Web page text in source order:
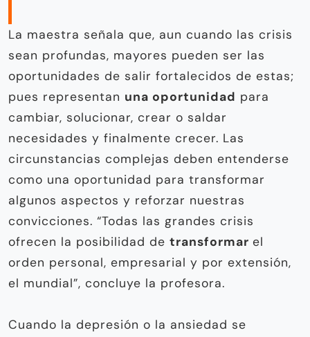
La maestra señala que, aun cuando las crisis
sean profundas, mayores pueden ser las
oportunidades de salir fortalecidos de estas;
pues representan una oportunidad para
cambiar, solucionar, crear o saldar
necesidades y finalmente crecer. Las
circunstancias complejas deben entenderse
como una oportunidad para transformar
algunos aspectos y reforzar nuestras
convicciones. “Todas las grandes crisis
ofrecen la posibilidad de transformar el
orden personal, empresarial y por extensión,
el mundial”, concluye la profesora.
Cuando la depresión o la ansiedad se